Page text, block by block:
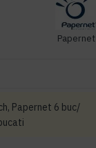
Papernet
Papernet 6 buc/